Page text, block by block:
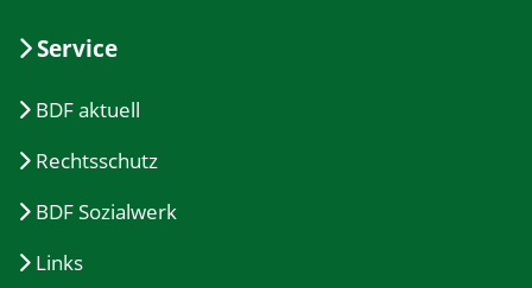
Service
BDF aktuell
Rechtsschutz
BDF Sozialwerk
Links